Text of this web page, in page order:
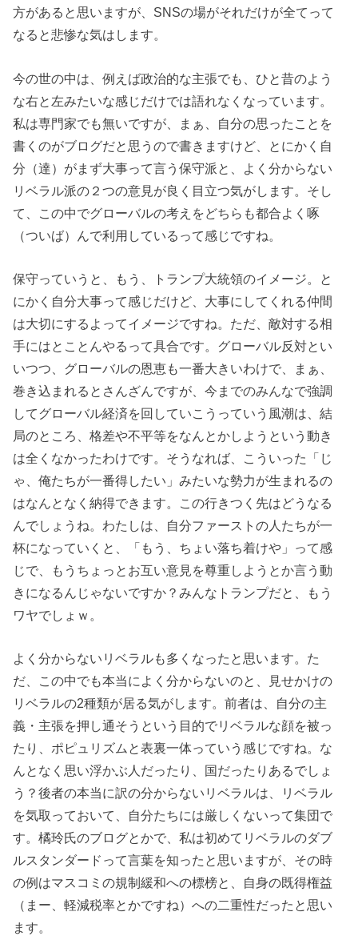
方があると思いますが、SNSの場がそれだけが全てって
なると悲惨な気はします。
今の世の中は、例えば政治的な主張でも、ひと昔のよう
な右と左みたいな感じだけでは語れなくなっています。
私は専門家でも無いですが、まぁ、自分の思ったことを
書くのがブログだと思うので書きますけど、とにかく自
分（達）がまず大事って言う保守派と、よく分からない
リベラル派の２つの意見が良く目立つ気がします。そし
て、この中でグローバルの考えをどちらも都合よく啄
（ついば）んで利用しているって感じですね。
保守っていうと、もう、トランプ大統領のイメージ。と
にかく自分大事って感じだけど、大事にしてくれる仲間
は大切にするよってイメージですね。ただ、敵対する相
手にはとことんやるって具合です。グローバル反対とい
いつつ、グローバルの恩恵も一番大きいわけで、まぁ、
巻き込まれるとさんざんですが、今までのみんなで強調
してグローバル経済を回していこうっていう風潮は、結
局のところ、格差や不平等をなんとかしようという動き
は全くなかったわけです。そうなれば、こういった「じ
ゃ、俺たちが一番得したい」みたいな勢力が生まれるの
はなんとなく納得できます。この行きつく先はどうなる
んでしょうね。わたしは、自分ファーストの人たちが一
杯になっていくと、「もう、ちょい落ち着けや」って感
じで、もうちょっとお互い意見を尊重しようとか言う動
きになるんじゃないですか？みんなトランプだと、もう
ワヤでしょｗ。
よく分からないリベラルも多くなったと思います。た
だ、この中でも本当によく分からないのと、見せかけの
リベラルの2種類が居る気がします。前者は、自分の主
義・主張を押し通そうという目的でリベラルな顔を被っ
たり、ポピュリズムと表裏一体っていう感じですね。な
んとなく思い浮かぶ人だったり、国だったりあるでしょ
う？後者の本当に訳の分からないリベラルは、リベラル
を気取っておいて、自分たちには厳しくないって集団で
す。橘玲氏のブログとかで、私は初めてリベラルのダブ
ルスタンダードって言葉を知ったと思いますが、その時
の例はマスコミの規制緩和への標榜と、自身の既得権益
（まー、軽減税率とかですね）への二重性だったと思い
ます。